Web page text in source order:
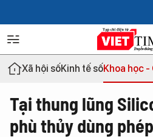
Xã hội sốKinh tế sốKhoa học
Tại thung lũng
phù thủy dùng